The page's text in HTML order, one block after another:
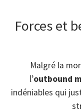
Forces et
Malgré la
l’outbound
indéniables qui